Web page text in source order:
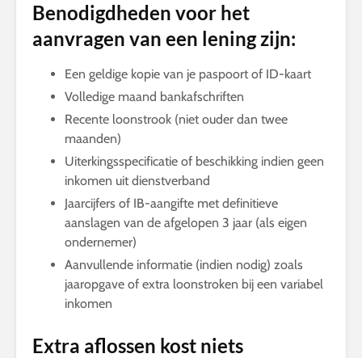
Benodigdheden voor het
aanvragen van een lening zijn:
Een geldige kopie van je paspoort of ID-kaart
Volledige maand bankafschriften
Recente loonstrook (niet ouder dan twee
maanden)
Uiterkingsspecificatie of beschikking indien geen
inkomen uit dienstverband
Jaarcijfers of IB-aangifte met definitieve
aanslagen van de afgelopen 3 jaar (als eigen
ondernemer)
Aanvullende informatie (indien nodig) zoals
jaaropgave of extra loonstroken bij een variabel
inkomen
Extra aflossen kost niets